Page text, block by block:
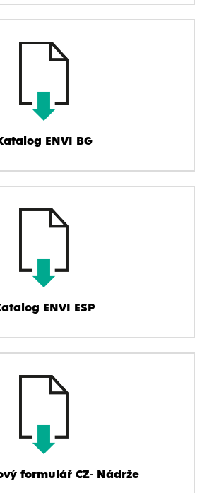
ENVI BG
ENVI ESP
formulář CZ- Nádrže